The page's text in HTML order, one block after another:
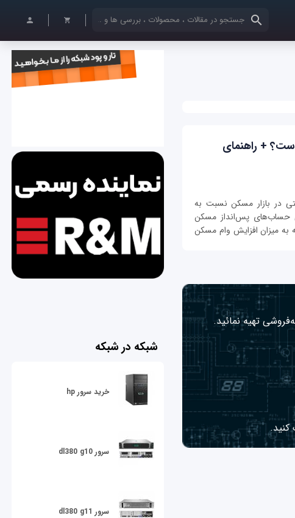
کلمات کلیدی خود را وارد کنید
سال 99 چقدر است؟ + راهنمای
در بازار مسکن نسبت به
حساب‌های پس‌انداز مسکن
در ادامه به میزان افزایش وام مسکن
تهیه نمائید.
کنید.
شبکه در شبکه
خرید سرور hp
سرور dl380 g10
سرور dl380 g11